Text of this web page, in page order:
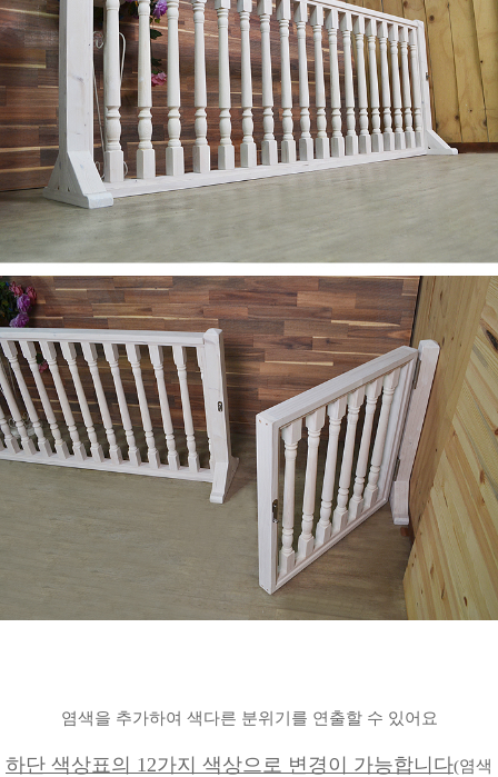
염색을 추가하여 색다른 분위기를 연출할 수 있어요
하단 색상표의 12가지 색상으로 변 경이 가능합니다(염색